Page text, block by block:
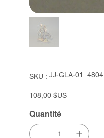
SKU :
SKU
JJ-
JJ-GLA-01_4804
Prix
108,00 $US
Quantité